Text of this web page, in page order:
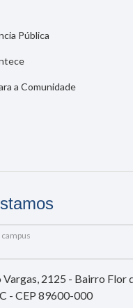
Pública
a Comunidade
Vargas, 2125 - Bairro Flor
- CEP 89600-000